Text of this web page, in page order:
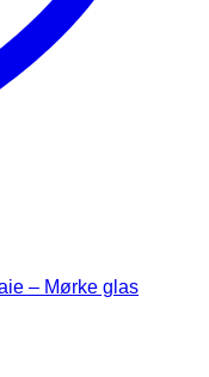
– Mørke glas